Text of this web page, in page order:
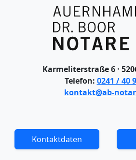
Karmeliterstraße 6 ·
Telefon: 0241 / 40
kontakt@ab-
Kontaktdaten